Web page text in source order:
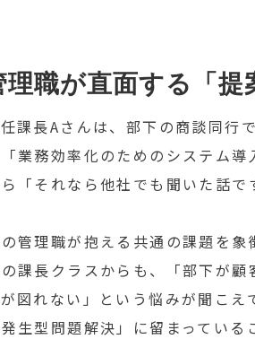
職が直面する「提
課長Aさんは、部下の商談同行
業務効率化のためのシステム導
「それなら他社でも聞いた話で
管理職が抱える共通の課題を象
課長クラスからも、「部下が顧
図れない」という悩みが聞こえ
生型問題解決」に留まっている